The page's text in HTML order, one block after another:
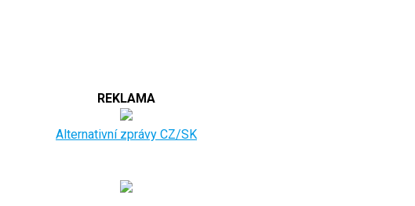
REKLAMA
Alternativní zprávy CZ/SK